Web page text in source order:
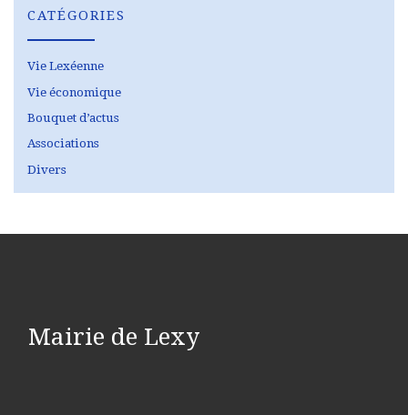
CATÉGORIES
Vie Lexéenne
Vie économique
Bouquet d’actus
Associations
Divers
Mairie de Lexy